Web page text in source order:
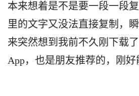
本来想着是不是要一段一段
里的文字又没法直接复制，
来突然想到我前不久刚下载了
App，也是朋友推荐的，刚好